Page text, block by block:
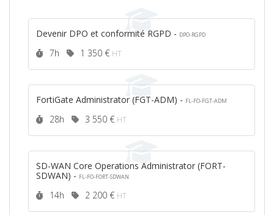
Devenir DPO et conformité RGPD - DPO-RGPD
Durée :
7h Prix :
1 350 € HT
FortiGate Administrator (FGT-ADM) - FL-FO-FGT-ADM
Durée :
28h Prix :
3 550 € HT
SD-WAN Core Operations Administrator (FORT-
SDWAN) - FL-FO-FORT-SDWAN
Durée :
14h Prix :
2 200 € HT